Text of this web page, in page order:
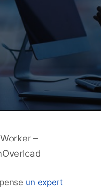
–
un expert